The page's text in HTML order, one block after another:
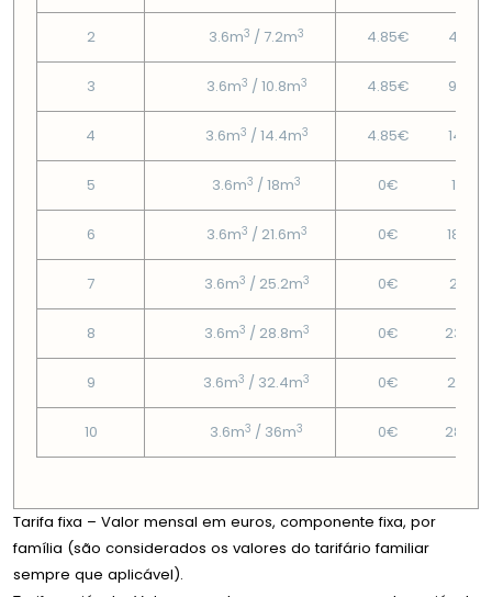
2 3.6m3 / 7.2m3 4.85€ 4.84€
3 3.6m3 / 10.8m3 4.85€ 9.49€
4 3.6m3 / 14.4m3 4.85€ 14.14€
5 3.6m3 / 18m3 0€ 16.11€
6 3.6m3 / 21.6m3 0€ 18.62€
7 3.6m3 / 25.2m3 0€ 21.13€
8 3.6m3 / 28.8m3 0€
9 3.6m3 / 32.4m3 0€ 26.16€
10 3.6m3 / 36m3 0€
Tarifa fixa – Valor mensal em euros, componente fixa, por
família (são considerados os valores do tarifário familiar
sempre que aplicável).